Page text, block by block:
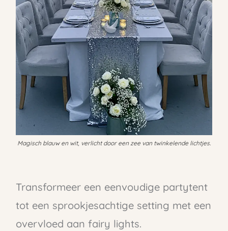
Magisch blauw en wit, verlicht door een zee van twinkelende lichtjes.
Transformeer een eenvoudige partytent
tot een sprookjesachtige setting met een
overvloed aan fairy lights.